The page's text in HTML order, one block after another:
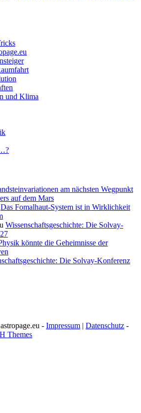
und Klima
am nächsten Wegpunkt
auf dem Mars
Das Fomalhaut-System ist in Wirklichkeit
Wissenschaftsgeschichte: Die Solvay-
könnte die Geheimnisse der
Die Solvay-Konferenz
- Impressum | Datenschutz -
Themes